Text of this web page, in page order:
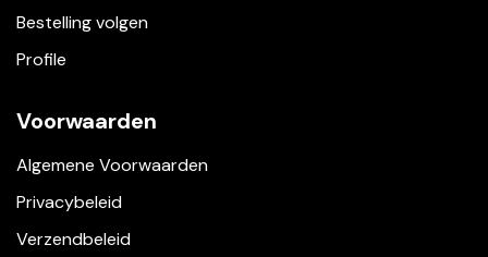
Bestelling volgen
Profile
Voorwaarden
Algemene Voorwaarden
Privacybeleid
Verzendbeleid